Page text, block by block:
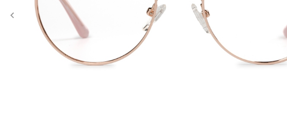
Previous